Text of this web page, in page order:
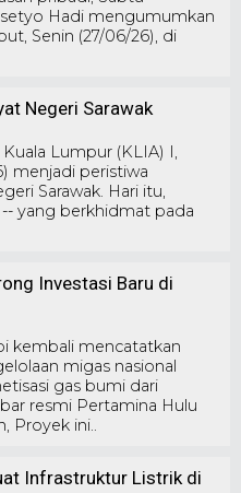
Hadi mengumumkan
Senin (27/06/26), di
Negeri Sarawak
Lumpur (KLIA) I,
menjadi peristiwa
Sarawak. Hari itu,
yang berkhidmat pada
Investasi Baru di
kembali mencatatkan
migas nasional
gas bumi dari
resmi Pertamina Hulu
Proyek ini..
Infrastruktur Listrik di